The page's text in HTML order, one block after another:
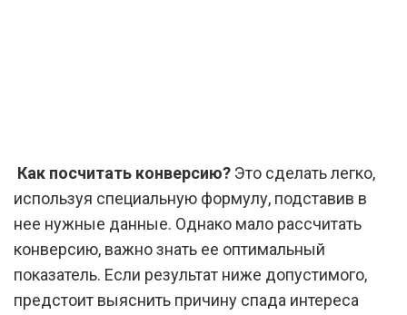
Как посчитать конверсию? Это сделать легко,
используя специальную формулу, подставив в
нее нужные данные. Однако мало рассчитать
конверсию, важно знать ее оптимальный
показатель. Если результат ниже допустимого,
предстоит выяснить причину спада интереса